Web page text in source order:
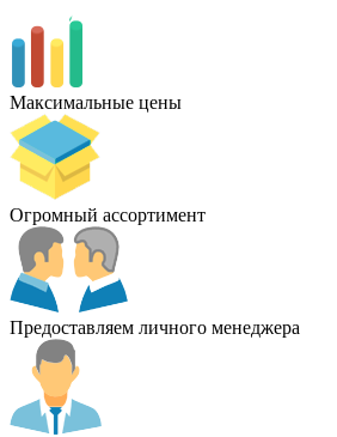
Максимальные цены
Огромный ассортимент
Предоставляем личного менеджера